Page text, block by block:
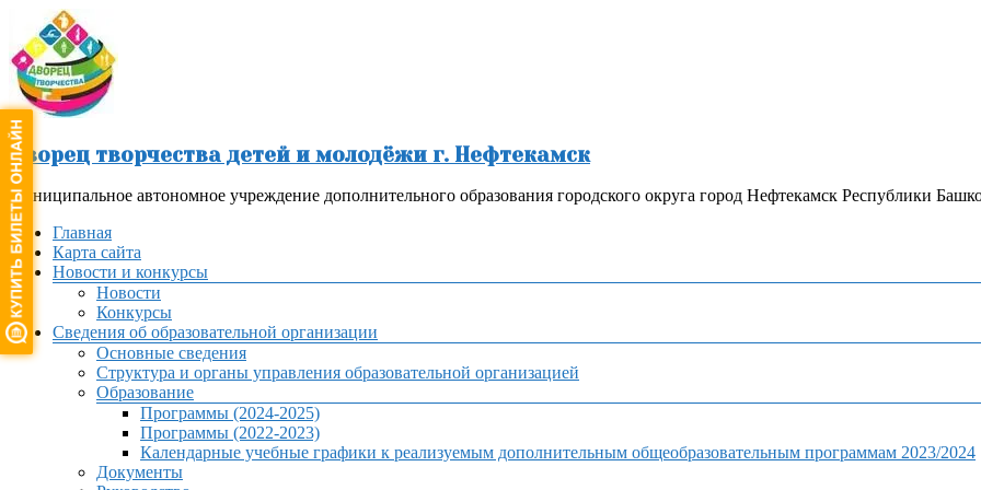
Перейти
содержимому
Дворец творчества детей и молодёжи г. Нефтекамск
Муниципальное автономное учреждение дополнительного образования городского округа город Нефтекамск Республики
МенюГлавная
Карта сайта
Новости и конкурсы
Новости
Конкурсы
Сведения об образовательной организации
Основные сведения
Структура и органы управления образовательной организацией
Образование
Программы (2024-2025)
Программы (2022-2023)
Календарные учебные графики к реализуемым дополнительным общеобразовательным программам 2023/2024
Документы